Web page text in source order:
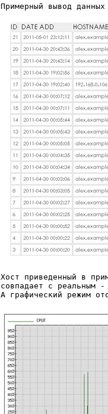
Хост приведенный в
совпадает с реальным -
А графический режим